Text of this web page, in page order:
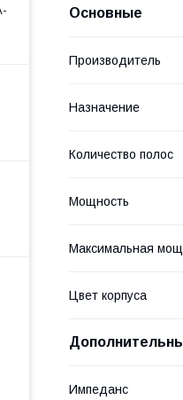
Основные
Производитель
Назначение
Количество полос
Мощность
Максимальная
Цвет корпуса
Импеданс